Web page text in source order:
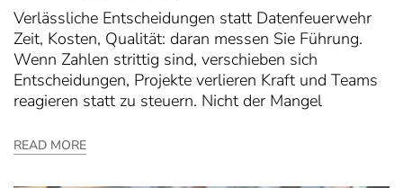
Verlässliche Entscheidungen statt Datenfeuerwehr
Zeit, Kosten, Qualität: daran messen Sie Führung.
Wenn Zahlen strittig sind, verschieben sich
Entscheidungen, Projekte verlieren Kraft und Teams
reagieren statt zu steuern. Nicht der Mangel
READ MORE